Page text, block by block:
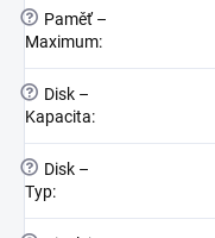
?
Paměť –
Maximum:
?
Disk –
Kapacita:
?
Disk –
Typ: